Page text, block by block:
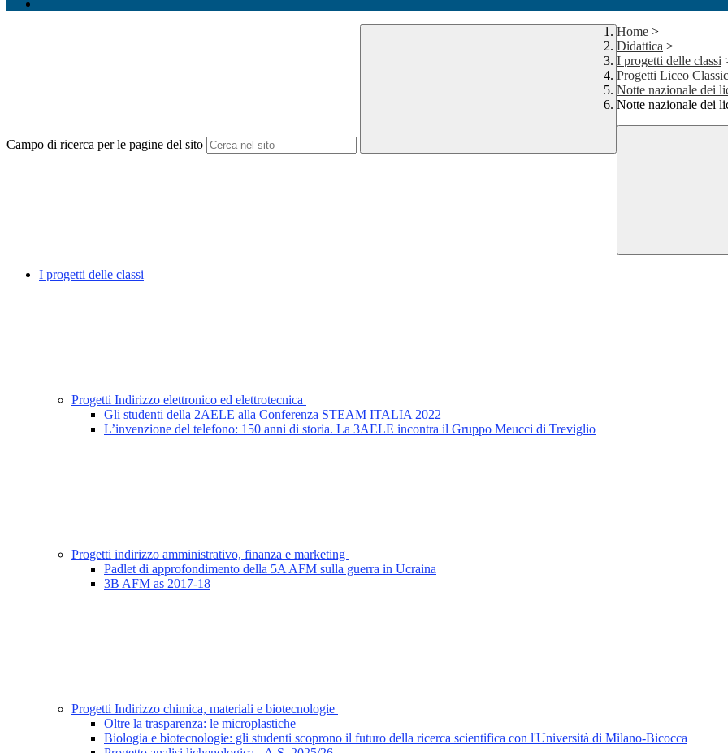
Campo di ricerca per le pagine del sito
Home >
Didattica >
I progetti delle classi
Progetti Liceo
Notte nazionale dei
Notte nazionale dei
I progetti delle classi
Progetti Indirizzo elettronico ed elettrotecnica
Gli studenti della 2AELE alla Conferenza STEAM ITALIA 2022
L’invenzione del telefono: 150 anni di storia. La 3AELE incontra il Gruppo Meucci di Treviglio
Progetti indirizzo amministrativo, finanza e marketing
Padlet di approfondimento della 5A AFM sulla guerra in Ucraina
3B AFM as 2017-18
Progetti Indirizzo chimica, materiali e biotecnologie
Oltre la trasparenza: le microplastiche
Biologia e biotecnologie: gli studenti scoprono il futuro della ricerca scientifica con l'Università di Milano-Bicocca